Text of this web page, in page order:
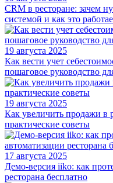
CRM в ресторане: зачем
системой и как это
19 августа 2025
Как вести учет
пошаговое руководство
19 августа 2025
Как увеличить продажи в
практические советы
17 августа 2025
Демо-версия iiko: как
ресторана бесплатно